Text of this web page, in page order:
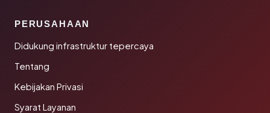
PERUSAHAAN
Didukung infrastruktur tepercaya
Tentang
Kebijakan Privasi
Syarat Layanan